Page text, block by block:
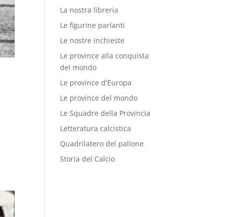
La nostra libreria
Le figurine parlanti
Le nostre inchieste
Le province alla conquista
del mondo
Le province d'Europa
Le province del mondo
Le Squadre della Provincia
Letteratura calcistica
Quadrilatero del pallone
Storia del Calcio